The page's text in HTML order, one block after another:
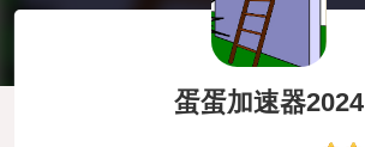
蛋蛋加速器2024